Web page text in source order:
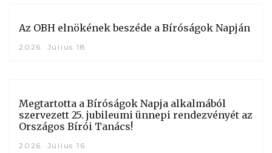
Az OBH elnökének beszéde a Bíróságok Napján
2026. Július 18
Megtartotta a Bíróságok Napja alkalmából
szervezett 25. jubileumi ünnepi rendezvényét az
Országos Bírói Tanács!
2026. Július 16